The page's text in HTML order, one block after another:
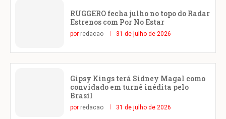
RUGGERO fecha julho no topo do Radar
Estrenos com Por No Estar
por redacao 31 de julho de 2026
Gipsy Kings terá Sidney Magal como
convidado em turnê inédita pelo
Brasil
por redacao 31 de julho de 2026